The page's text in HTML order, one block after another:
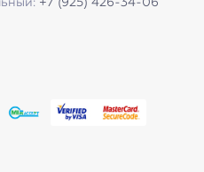
+7 (925) 426-34-06